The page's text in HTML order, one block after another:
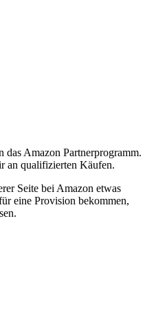
das Amazon Partnerprogramm.
an qualifizierten Käufen.
Seite bei Amazon etwas
eine Provision bekommen,